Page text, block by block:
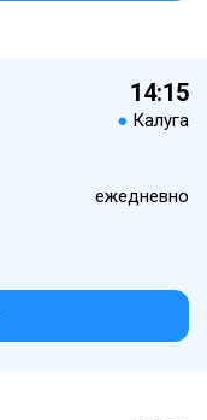
14:15
● Калуга
ежедневно